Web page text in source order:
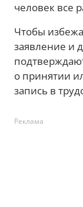
человек все
Чтобы
заявление и
о принятии
запись в
Реклама